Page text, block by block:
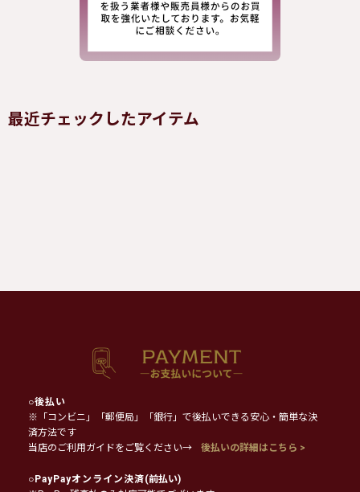
最近チェックしたアイテム
○後払い
※「コンビニ」「郵便局」「銀行」で後払いできる安心・簡単な決
済方法です
当店のご利用ガイドをご覧ください→
後払いの詳細はこちら >
○PayPayオンライン決済(前払い)